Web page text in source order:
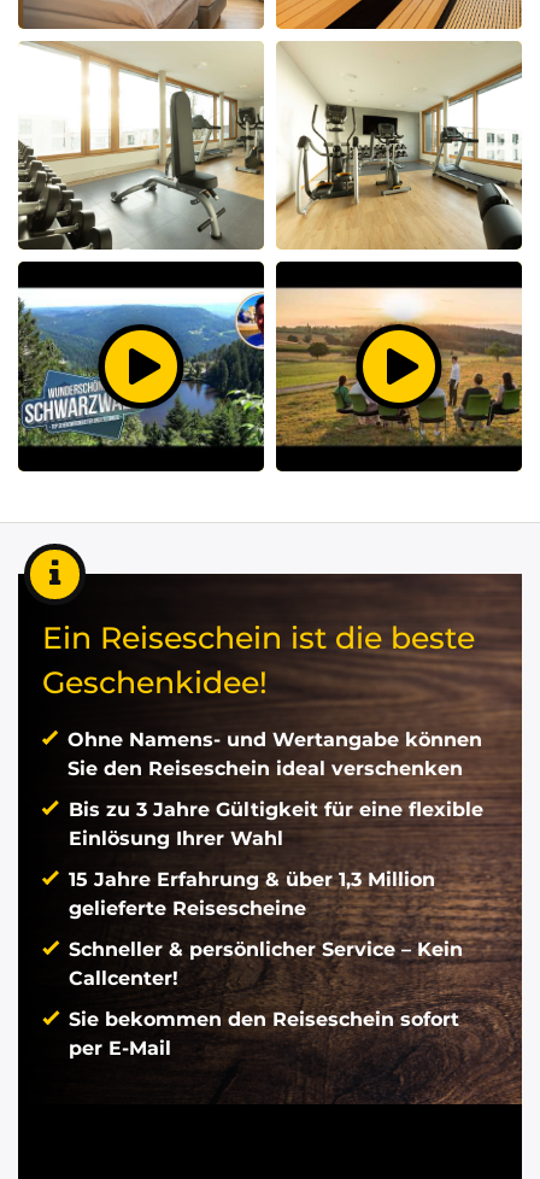
Ein Reiseschein ist die beste
Geschenkidee!
Ohne Namens- und Wertangabe können
Sie den Reiseschein ideal verschenken
Bis zu 3 Jahre Gültigkeit für eine flexible
Einlösung Ihrer Wahl
15 Jahre Erfahrung & über 1,3 Million
gelieferte Reisescheine
Schneller & persönlicher Service – Kein
Callcenter!
Sie bekommen den Reiseschein sofort
per E-Mail